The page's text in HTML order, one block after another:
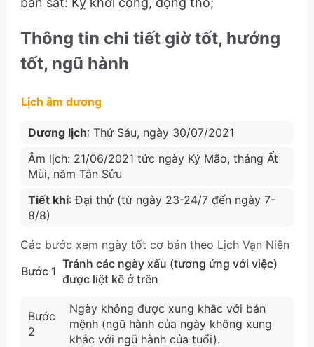
Thông tin chi tiết giờ tốt, hướng
tốt, ngũ hành
Lịch âm dương
Dương lịch: Thứ Sáu, ngày 30/07/2021
Âm lịch: 21/06/2021 tức ngày Kỷ Mão, tháng Ất
Mùi, năm Tân Sửu
Tiết khí: Đại thử (từ ngày 23-24/7 đến ngày 7-
8/8)
Các bước xem ngày tốt cơ bản theo Lịch Vạn Niên
Bước 1
Tránh các ngày xấu (tương ứng với việc)
được liệt kê ở trên
Bước
2
Ngày không được xung khắc với bản
mệnh (ngũ hành của ngày không xung
khắc với ngũ hành của tuổi).